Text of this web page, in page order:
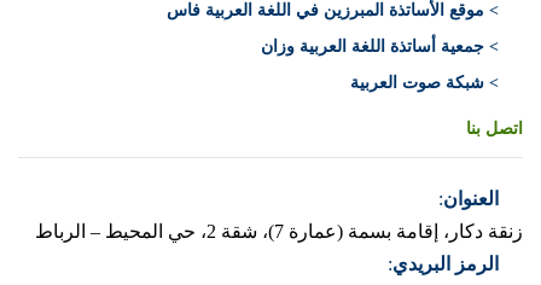
> موقع الأساتذة المبرزين في اللغة العربية فاس
> جمعية أساتذة اللغة العربية وزان
> شبكة صوت العربية
اتصل بنا
العنوان:
زنقة دكار، إقامة بسمة (عمارة 7)، شقة 2، حي المحيط – الرباط
الرمز البريدي: